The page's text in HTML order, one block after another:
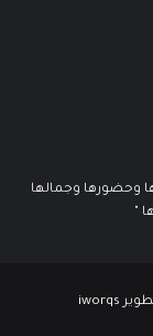
وحضورها وجمالها
"